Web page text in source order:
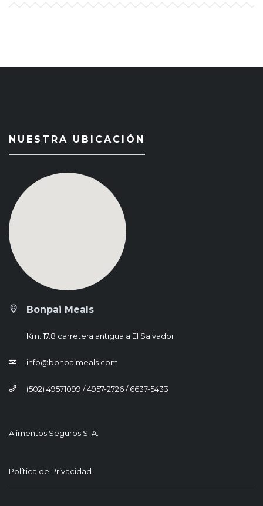
NUESTRA UBICACIÓN
Bonpai Meals
Km. 17.8 carretera antigua a El Salvador
info@bonpaimeals.com
(502) 49571099 / 4957-2726 / 6637-5433
Alimentos Seguros S. A.
Política de Privacidad